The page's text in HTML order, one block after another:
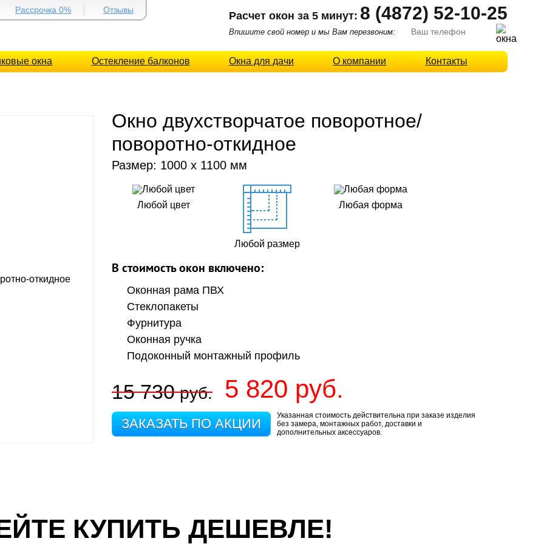
Рассрочка 0% Отзывы Расчет окон за 5 минут: 8 (4872) 52-10-25
Впишите свой номер и мы Вам перезвоним:
окна Остекление балконов Окна для дачи О компании Контакты
Окно двухстворчатое поворотное/
поворотно-откидное
Размер: 1000 х 1100 мм
Любой цвет
Любой размер
Любая форма
В стоимость окон включено:
Оконная рама ПВХ
Стеклопакеты
Фурнитура
Оконная ручка
Подоконный монтажный профиль
15 730руб. 5 820 руб.
ЗАКАЗАТЬ ПО АКЦИИ
Указанная стоимость действительна при заказе изделия
без замера, монтажных работ, доставки и
дополнительных аксессуаров.
КУПИТЬ ДЕШЕВЛЕ!